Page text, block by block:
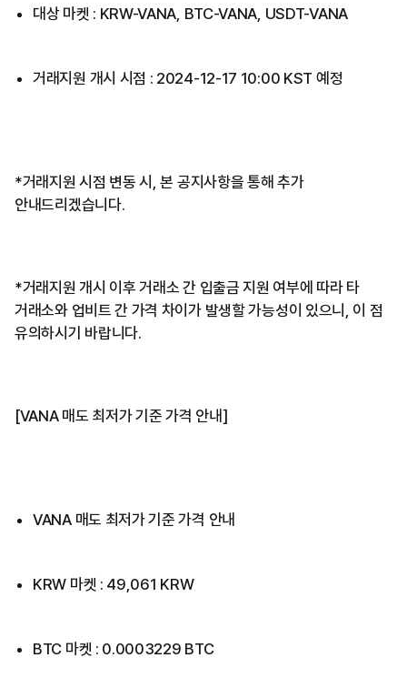
대상 마켓 : KRW-VANA, BTC-VANA, USDT-VANA
거래지원 개시 시점 : 2024-12-17 10:00 KST 예정
*거래지원 시점 변동 시, 본 공지사항을 통해 추가
안내드리겠습니다.
*거래지원 개시 이후 거래소 간 입출금 지원 여부에 따라 타
거래소와 업비트 간 가격 차이가 발생할 가능성이 있으니, 이 점
유의하시기 바랍니다.
[VANA 매도 최저가 기준 가격 안내]
VANA 매도 최저가 기준 가격 안내
KRW 마켓 : 49,061 KRW
BTC 마켓 : 0.0003229 BTC